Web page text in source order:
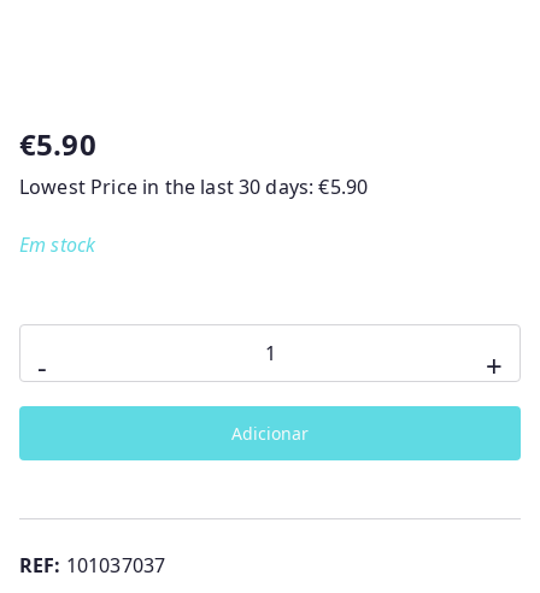
€5.90
Lowest Price in the last 30 days:€5.90
Em stock
-
de
Discos
Ultra
+
Adicionar
REF: 101037037